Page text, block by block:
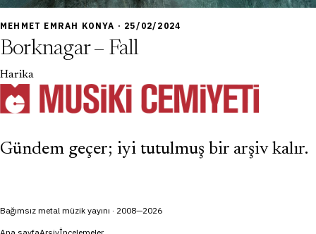
9,0
MEHMET EMRAH KONYA · 25/02/2024
Borknagar – Fall
Harika
Gündem geçer; iyi tutulmuş bir arşiv kalır.
Bağımsız metal müzik yayını · 2008—2026